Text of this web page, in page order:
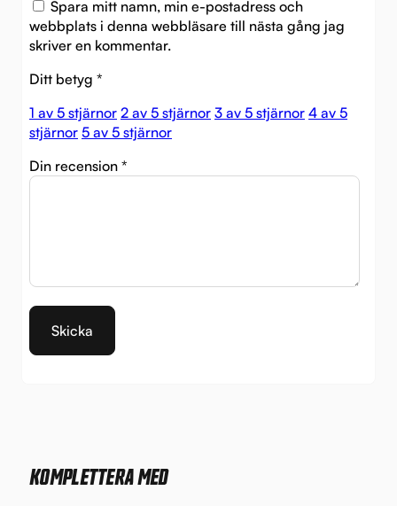
Spara mitt namn, min e-postadress och
webbplats i denna webbläsare till nästa gång jag
skriver en kommentar.
Ditt betyg *
1 av 5 stjärnor 2 av 5 stjärnor 3 av 5 stjärnor 4 av 5
stjärnor 5 av 5 stjärnor
Din recension *
KOMPLETTERA MED